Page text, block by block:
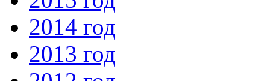
2014 год
2013 год